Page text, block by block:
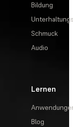
Bildung
Schmuck
Audio
Lernen
Blog